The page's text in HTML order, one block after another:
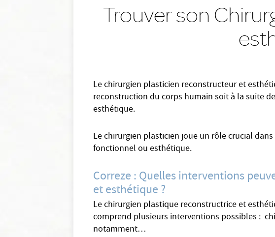
Trouver son
Le chirurgien plasticien reconstructeur et
reconstruction du corps humain soit à la suite
esthétique.
Le chirurgien plasticien joue un rôle crucial
fonctionnel ou esthétique.
Correze : Quelles interventions
et esthétique ?
Le chirurgien plastique reconstructrice et
comprend plusieurs interventions possibles :
notamment…